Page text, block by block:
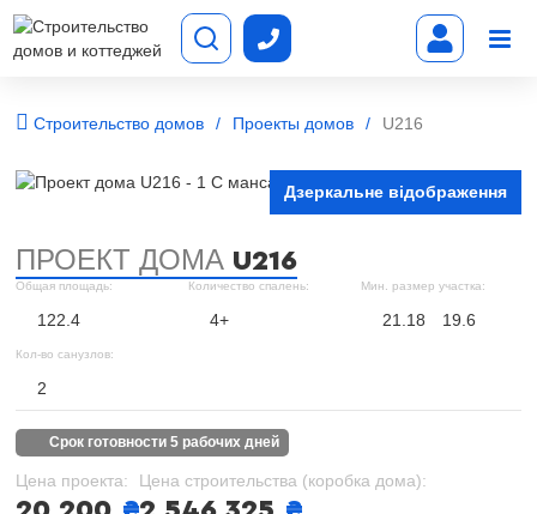
Строительство домов Проекты домов U216
Дзеркальне відображення
ПРОЕКТ ДОМА U216
Общая площадь:
122.4
Количество спалень:
4+
Мин. размер участка:
21.18 19.6
Кол-во санузлов:
2
срок готовности 5 рабочих дней
Цена проекта: Цена строительства (коробка дома):